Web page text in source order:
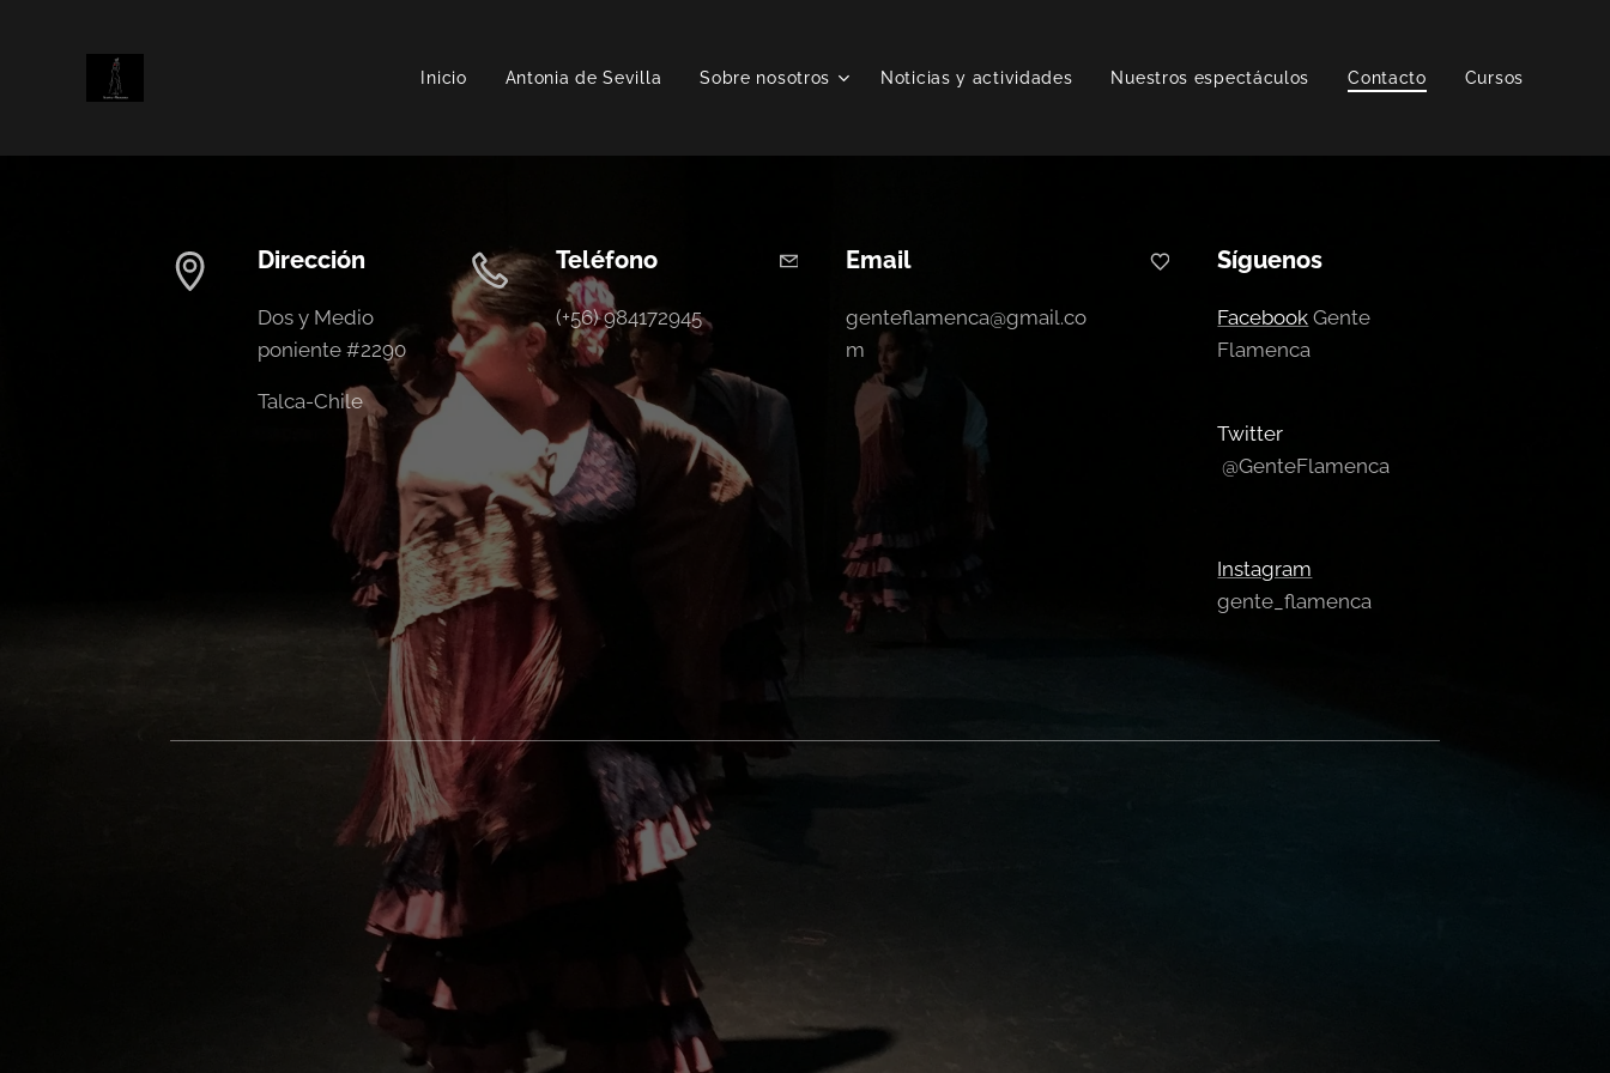
Inicio Antonia de Sevilla Sobre nosotros Noticias y actividades Nuestros espectáculos Contacto Cursos
Dirección
Dos y Medio
poniente #2290
Talca-Chile
Teléfono
(+56) 984172945
Email
genteflamenca@gmail.co
m
Síguenos
Facebook Gente
Flamenca
Twitter
@GenteFlamenca
Instagram
gente_flamenca